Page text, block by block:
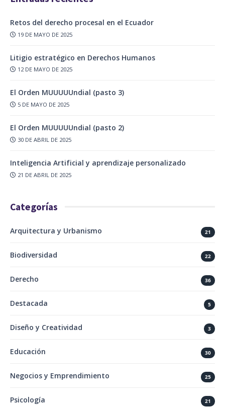
Retos del derecho procesal en el Ecuador
19 DE MAYO DE 2025
Litigio estratégico en Derechos Humanos
12 DE MAYO DE 2025
El Orden MUUUUUndial (pasto 3)
5 DE MAYO DE 2025
El Orden MUUUUUndial (pasto 2)
30 DE ABRIL DE 2025
Inteligencia Artificial y aprendizaje personalizado
21 DE ABRIL DE 2025
Categorías
Arquitectura y Urbanismo 21
Biodiversidad 22
Derecho 36
Destacada 5
Diseño y Creatividad 3
Educación 30
Negocios y Emprendimiento 25
Psicología 21